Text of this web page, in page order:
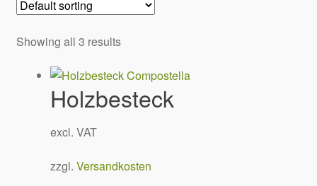
Kontakt
Account
Versandarten
Impressum
Showing all 3 results
Holzbesteck
excl. VAT
zzgl. Versandkosten